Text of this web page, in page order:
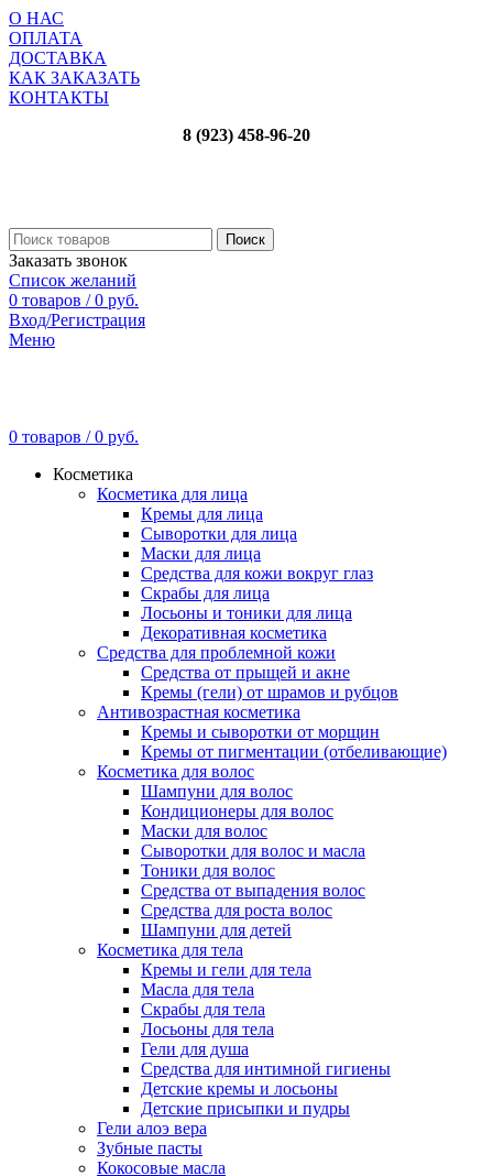
О НАС
ОПЛАТА
ДОСТАВКА
КАК ЗАКАЗАТЬ
КОНТАКТЫ
8 (923) 458-96-20
Поиск
Заказать звонок
Список желаний
0 товаров / 0 руб.
Вход/Регистрация
Меню
0 товаров / 0 руб.
Косметика
Косметика для лица
Кремы для лица
Сыворотки для лица
Маски для лица
Средства для кожи вокруг глаз
Скрабы для лица
Лосьоны и тоники для лица
Декоративная косметика
Средства для проблемной кожи
Средства от прыщей и акне
Кремы (гели) от шрамов и рубцов
Антивозрастная косметика
Кремы и сыворотки от морщин
Кремы от пигментации (отбеливающие)
Косметика для волос
Шампуни для волос
Кондиционеры для волос
Маски для волос
Сыворотки для волос и масла
Тоники для волос
Средства от выпадения волос
Средства для роста волос
Шампуни для детей
Косметика для тела
Кремы и гели для тела
Масла для тела
Скрабы для тела
Лосьоны для тела
Гели для душа
Средства для интимной гигиены
Детские кремы и лосьоны
Детские присыпки и пудры
Гели алоэ вера
Зубные пасты
Кокосовые масла